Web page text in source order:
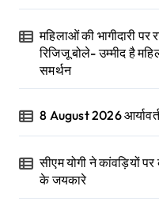
महिलाओं की भागीदारी पर
रिजिजू बोले- उम्मीद है
समर्थन
8 August 2026
सीएम योगी ने कांवड़ियों पर
के जयकारे